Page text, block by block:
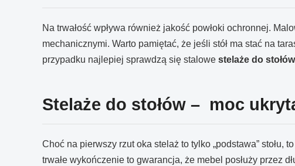
Na trwałość wpływa również jakość powłoki ochronnej.
mechanicznymi. Warto pamiętać, że jeśli stół ma stać na
przypadku najlepiej sprawdzą się stalowe stelaże do stołów
Stelaże do stołów – moc
Choć na pierwszy rzut oka stelaż to tylko „podstawa” stołu,
trwałe wykończenie to gwarancja, że mebel posłuży przez